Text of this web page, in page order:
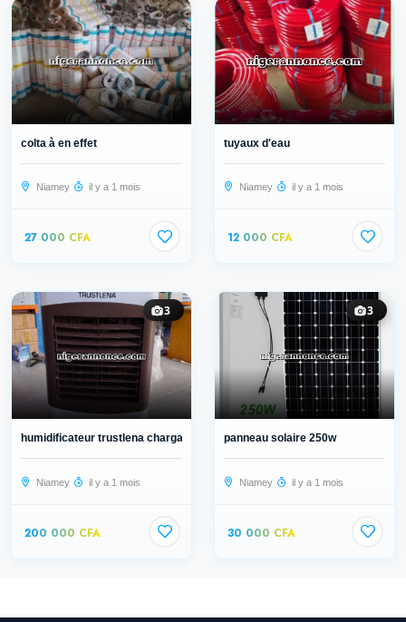
colta à en effet
Niamey il y a 1 mois
27 000 CFA
tuyaux d'eau
Niamey il y a 1 mois
12 000 CFA
3
humidificateur trustlena chargable...
Niamey il y a 1 mois
200 000 CFA
3
panneau solaire 250w
Niamey il y a 1 mois
30 000 CFA